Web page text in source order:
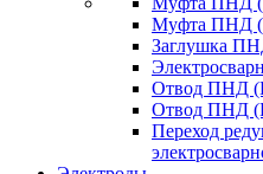
Муфта ПНД
Заглушка
Отвод ПНД
Отвод ПНД
Переход